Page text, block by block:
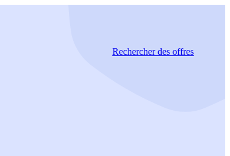
Rechercherdes offres